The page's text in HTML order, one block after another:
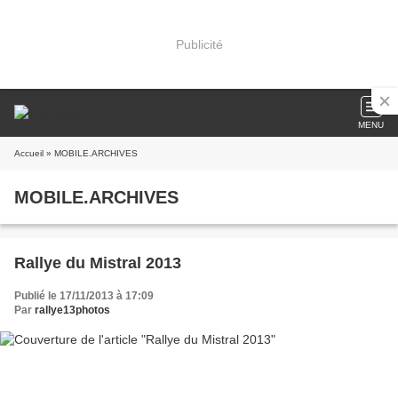
Publicité
MENU
Accueil » MOBILE.ARCHIVES
MOBILE.ARCHIVES
Rallye du Mistral 2013
Publié le 17/11/2013 à 17:09
Par rallye13photos